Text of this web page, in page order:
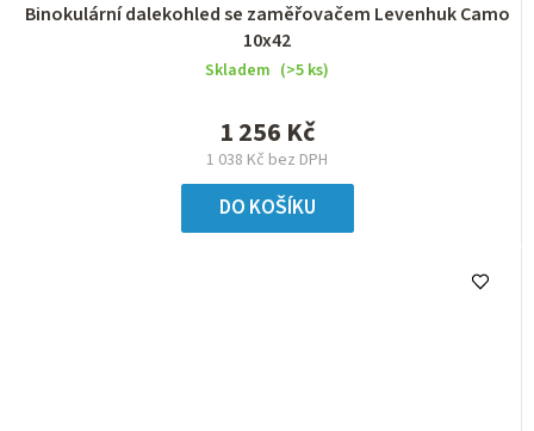
Binokulární dalekohled se zaměřovačem Levenhuk Camo
10x42
Skladem (>5 ks)
1 038 Kč bez DPH
1 256 Kč
DO KOŠÍKU